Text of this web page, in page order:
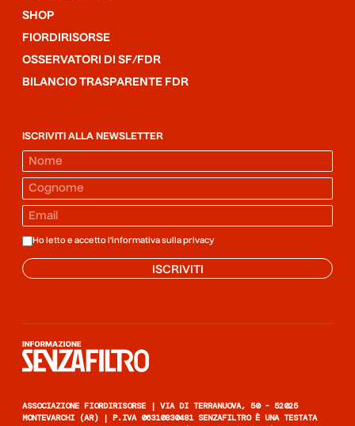
SHOP
FIORDIRISORSE
OSSERVATORI DI SF/FDR
BILANCIO TRASPARENTE FDR
ISCRIVITI ALLA NEWSLETTER
Ho letto e accetto l'informativa sulla privacy
ISCRIVITI
ASSOCIAZIONE FIORDIRISORSE | VIA DI TERRANUOVA, 50 - 52025
MONTEVARCHI (AR) | P.IVA 06310830481 SENZAFILTRO È UNA TESTATA